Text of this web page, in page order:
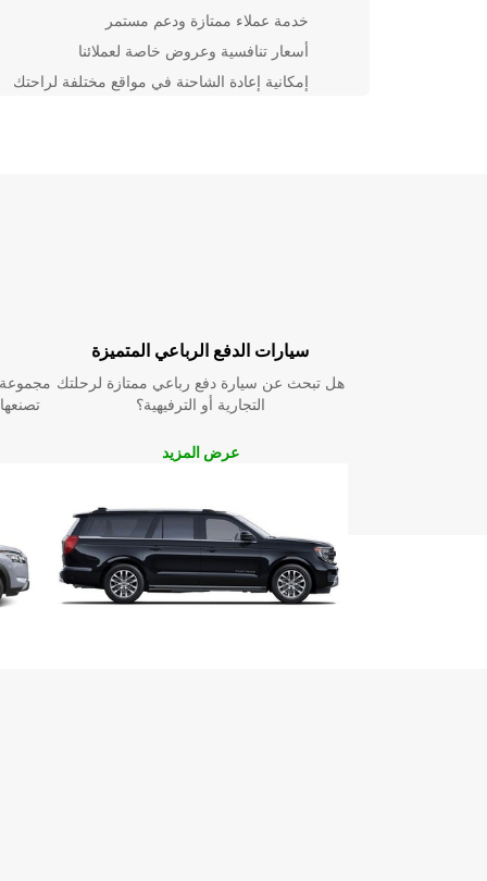
خدمة عملاء ممتازة ودعم مستمر
أسعار تنافسية وعروض خاصة لعملائنا
إمكانية إعادة الشاحنة في مواقع مختلفة لراحتك
موثوقة ومريحة تلبي احتياجاتك بكل كفاءة.
مجموعة
سيارات الدفع الرباعي المتميزة
هل تبحث عن سيارة دفع رباعي ممتازة لرحلتك
التجارية أو الترفيهية؟
عرض المزيد